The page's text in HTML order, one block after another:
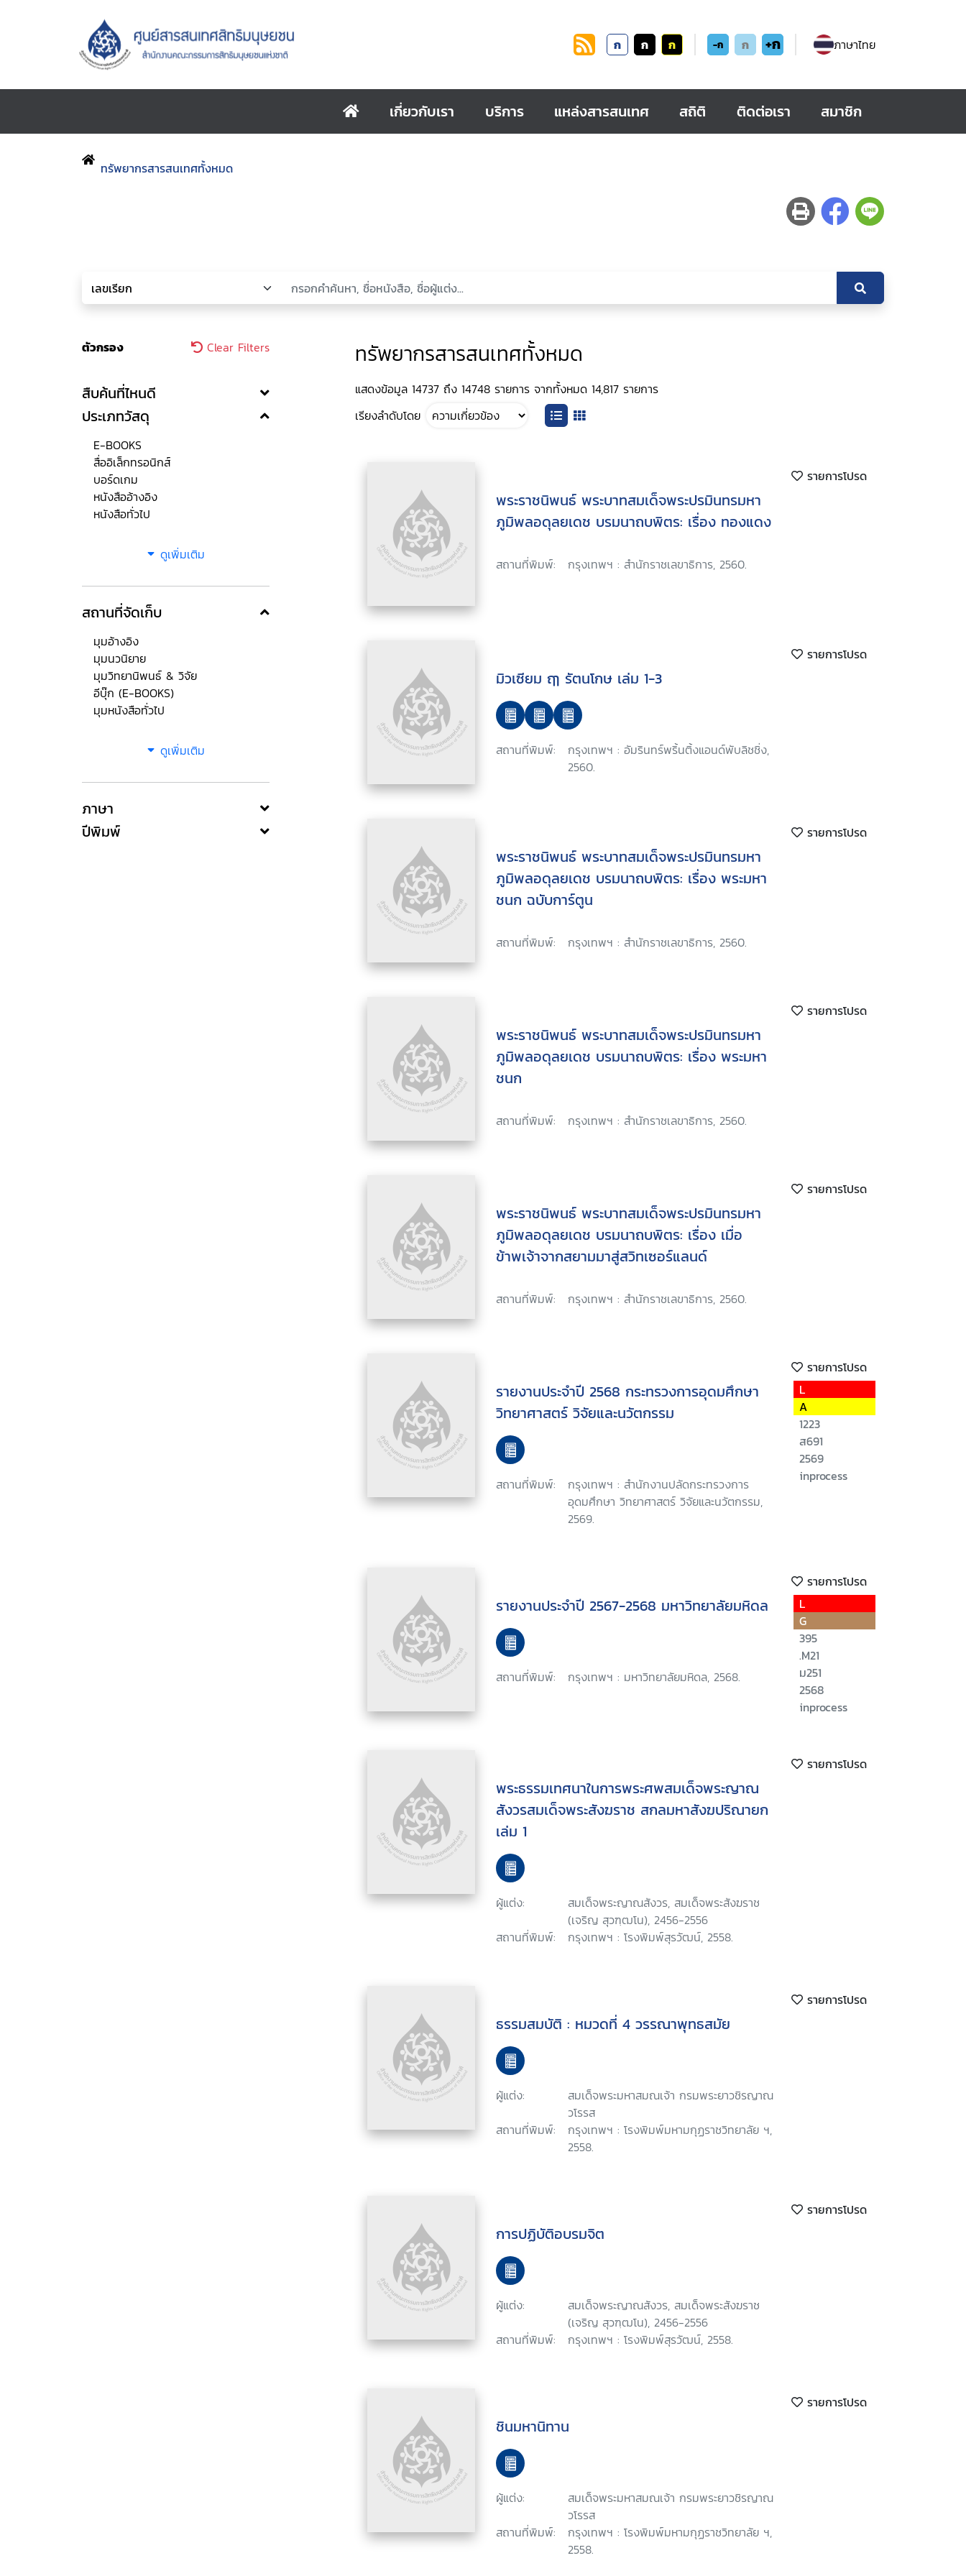
ก ก ก -ก ก +ก ภาษาไทย
เกี่ยวกับเรา บริการ แหล่งสารสนเทศ สถิติ ติดต่อเรา สมาชิก
ทรัพยากรสารสนเทศทั้งหมด
ตัวกรอง Clear Filters
สืบค้นที่ไหนดี
ประเภทวัสดุ
E-BOOKS
สื่ออิเล็กทรอนิกส์
บอร์ดเกม
หนังสืออ้างอิง
หนังสือทั่วไป
ดูเพิ่มเติม
สถานที่จัดเก็บ
มุมอ้างอิง
มุมนวนิยาย
มุมวิทยานิพนธ์ & วิจัย
อีบุ๊ก (E-BOOKS)
มุมหนังสือทั่วไป
ดูเพิ่มเติม
ภาษา
ปีพิมพ์
ทรัพยากรสารสนเทศทั้งหมด
แสดงข้อมูล 14737 ถึง 14748 รายการ จากทั้งหมด 14,817 รายการ
เรียงลำดับโดย
รายการโปรด
พระราชนิพนธ์ พระบาทสมเด็จพระปรมินทรมหา
ภูมิพลอดุลยเดช บรมนาถบพิตร: เรื่อง ทองแดง
สถานที่พิมพ์: กรุงเทพฯ : สำนักราชเลขาธิการ, 2560.
รายการโปรด
มิวเซียม ฤๅ รัตนโกษ เล่ม 1-3
สถานที่พิมพ์:
กรุงเทพฯ : อัมรินทร์พริ้นติ้งแอนด์พับลิชชิ่ง,
2560.
รายการโปรด
พระราชนิพนธ์ พระบาทสมเด็จพระปรมินทรมหา
ภูมิพลอดุลยเดช บรมนาถบพิตร: เรื่อง พระมหา
ชนก ฉบับการ์ตูน
สถานที่พิมพ์: กรุงเทพฯ : สำนักราชเลขาธิการ, 2560.
รายการโปรด
พระราชนิพนธ์ พระบาทสมเด็จพระปรมินทรมหา
ภูมิพลอดุลยเดช บรมนาถบพิตร: เรื่อง พระมหา
ชนก
สถานที่พิมพ์: กรุงเทพฯ : สำนักราชเลขาธิการ, 2560.
รายการโปรด
พระราชนิพนธ์ พระบาทสมเด็จพระปรมินทรมหา
ภูมิพลอดุลยเดช บรมนาถบพิตร: เรื่อง เมื่อ
ข้าพเจ้าจากสยามมาสู่สวิทเซอร์แลนด์
สถานที่พิมพ์: กรุงเทพฯ : สำนักราชเลขาธิการ, 2560.
รายการโปรด
รายงานประจำปี 2568 กระทรวงการอุดมศึกษา
วิทยาศาสตร์ วิจัยและนวัตกรรม
สถานที่พิมพ์:
กรุงเทพฯ : สำนักงานปลัดกระทรวงการ
อุดมศึกษา วิทยาศาสตร์ วิจัยและนวัตกรรม,
2569.
L
A
1223
ส691
2569
inprocess
รายการโปรด
รายงานประจำปี 2567-2568 มหาวิทยาลัยมหิดล
สถานที่พิมพ์: กรุงเทพฯ : มหาวิทยาลัยมหิดล, 2568.
L
G
395
.M21
ม251
2568
inprocess
รายการโปรด
พระธรรมเทศนาในการพระศพสมเด็จพระญาณ
สังวรสมเด็จพระสังฆราช สกลมหาสังฆปริณายก
เล่ม 1
ผู้แต่ง:
สมเด็จพระญาณสังวร, สมเด็จพระสังฆราช
(เจริญ สุวฑฺฒโน), 2456-2556
สถานที่พิมพ์:
กรุงเทพฯ : โรงพิมพ์สุรวัฒน์, 2558.
รายการโปรด
ธรรมสมบัติ : หมวดที่ 4 วรรณาพุทธสมัย
ผู้แต่ง:
สมเด็จพระมหาสมณเจ้า กรมพระยาวชิรญาณ
วโรรส
สถานที่พิมพ์:
กรุงเทพฯ : โรงพิมพ์มหามกุฏราชวิทยาลัย ฯ,
2558.
รายการโปรด
การปฏิบัติอบรมจิต
ผู้แต่ง:
สมเด็จพระญาณสังวร, สมเด็จพระสังฆราช
(เจริญ สุวฑฺฒโน), 2456-2556
สถานที่พิมพ์:
กรุงเทพฯ : โรงพิมพ์สุรวัฒน์, 2558.
รายการโปรด
ชินมหานิทาน
ผู้แต่ง:
สมเด็จพระมหาสมณเจ้า กรมพระยาวชิรญาณ
วโรรส
สถานที่พิมพ์:
กรุงเทพฯ : โรงพิมพ์มหามกุฏราชวิทยาลัย ฯ,
2558.